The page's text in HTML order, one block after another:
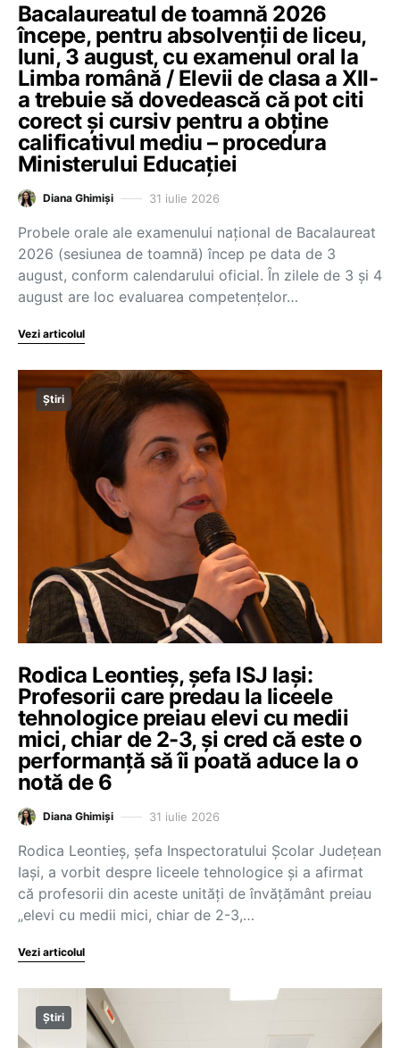
Bacalaureatul de toamnă 2026
începe, pentru absolvenții de liceu,
luni, 3 august, cu examenul oral la
Limba română / Elevii de clasa a XII-
a trebuie să dovedească că pot citi
corect și cursiv pentru a obține
calificativul mediu – procedura
Ministerului Educației
Diana Ghimiși 31 iulie 2026
Probele orale ale examenului național de Bacalaureat
2026 (sesiunea de toamnă) încep pe data de 3
august, conform calendarului oficial. În zilele de 3 și 4
august are loc evaluarea competențelor…
Vezi articolul
Știri
Rodica Leontieș, șefa ISJ Iași:
Profesorii care predau la liceele
tehnologice preiau elevi cu medii
mici, chiar de 2-3, și cred că este o
performanță să îi poată aduce la o
notă de 6
Diana Ghimiși 31 iulie 2026
Rodica Leontieș, șefa Inspectoratului Școlar Județean
Iași, a vorbit despre liceele tehnologice și a afirmat
că profesorii din aceste unități de învățământ preiau
„elevi cu medii mici, chiar de 2-3,…
Vezi articolul
Știri